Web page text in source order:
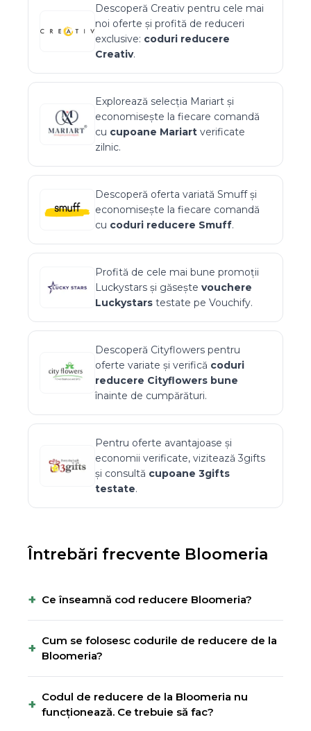
Descoperă Creativ pentru cele mai
noi oferte și profită de reduceri
exclusive: coduri reducere
Creativ.
Explorează selecția Mariart și
economisește la fiecare comandă
cu cupoane Mariart verificate
zilnic.
Descoperă oferta variată Smuffși
economisește la fiecare comandă
cu coduri reducere Smuff.
Profită de cele mai bune promoții
Luckystars și găsește vouchere
Luckystars testate pe Vouchify.
Descoperă Cityflowers pentru
oferte variate și verifică coduri
reducere Cityflowers bune
înainte de cumpărături.
Pentru oferte avantajoase și
economii verificate, vizitează 3gifts
și consultă cupoane 3gifts
testate.
Întrebări frecvente Bloomeria
+ Ce înseamnă cod reducere Bloomeria?
+ Cum se folosesc codurile de reducere de la
Bloomeria?
+ Codul de reducere de la Bloomeria nu
funcționează. Ce trebuie să fac?